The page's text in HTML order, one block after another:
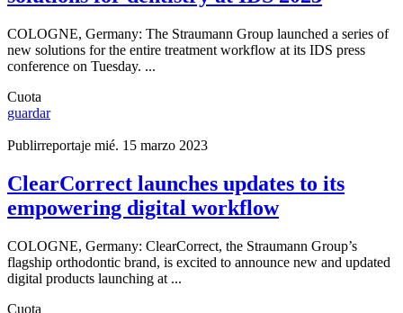
COLOGNE, Germany: The Straumann Group launched a series of
new solutions for the entire treatment workflow at its IDS press
conference on Tuesday. ...
Cuota
guardar
Publirreportaje mié. 15 marzo 2023
ClearCorrect launches updates to its
empowering digital workflow
COLOGNE, Germany: ClearCorrect, the Straumann Group’s
flagship orthodontic brand, is excited to announce new and updated
digital products launching at ...
Cuota